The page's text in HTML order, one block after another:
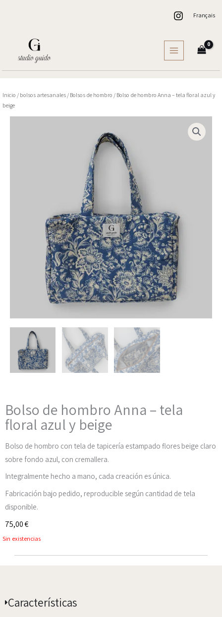
Français
Inicio / bolsos artesanales / Bolsos de hombro / Bolso de hombro Anna – tela floral azul y
beige
Bolso de hombro Anna – tela
floral azul y beige
Bolso de hombro con tela de tapicería estampado flores beige claro
sobre fondo azul, con cremallera.
Integralmente hecho a mano, cada creación es única.
Fabricación bajo pedido, reproducible según cantidad de tela
disponible.
75,00€
Sin existencias
Características